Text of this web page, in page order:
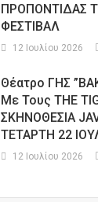
ΠΡΟΠΟΝΤΙΔΑΣ
ΦΕΣΤΙΒΑΛ
12 Ιουλίου 2026
Θέατρο ΓΗΣ
Με Τους THE
ΣΚΗΝΟΘΕΣΙΑ
ΤΕΤΑΡΤΗ 22
12 Ιουλίου 2026